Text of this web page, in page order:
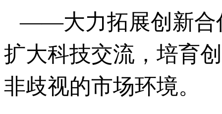
——大力拓展创新合
扩大科技交流，培育
非歧视的市场环境。